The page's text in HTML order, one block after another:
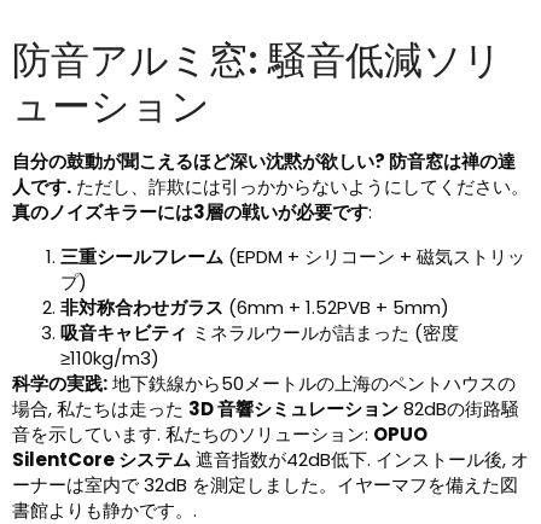
防音アルミ窓: 騒音低減ソリ
ューション
自分の鼓動が聞こえるほど深い沈黙が欲しい? 防音窓は禅の達
人です. ただし、詐欺には引っかからないようにしてください。
真のノイズキラーには3層の戦いが必要です:
三重シールフレーム (EPDM + シリコーン + 磁気ストリッ
プ)
非対称合わせガラス (6mm + 1.52PVB + 5mm)
吸音キャビティ ミネラルウールが詰まった (密度
≥110kg/m3)
科学の実践:地下鉄線から50メートルの上海のペントハウスの
場合, 私たちは走った 3D 音響シミュレーション82dBの街路騒
音を示しています. 私たちのソリューション: OPUO
SilentCore システム遮音指数が42dB低下. インストール後, オ
ーナーは室内で 32dB を測定しました。イヤーマフを備えた図
書館よりも静かです。.